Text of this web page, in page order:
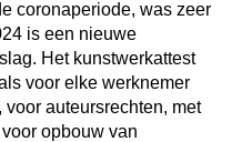
coronaperiode, was zeer
is een nieuwe
Het kunstwerkattest
voor elke werknemer
auteursrechten, met
opbouw van